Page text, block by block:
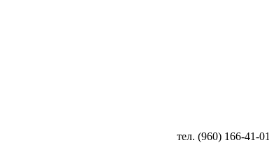
тел. (960) 166-41-01